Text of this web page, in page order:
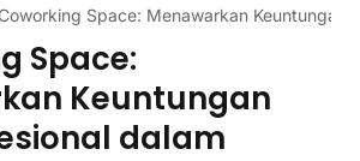
Coworking Space: Menawarkan Keuntungan
Space:
Keuntungan
dalam